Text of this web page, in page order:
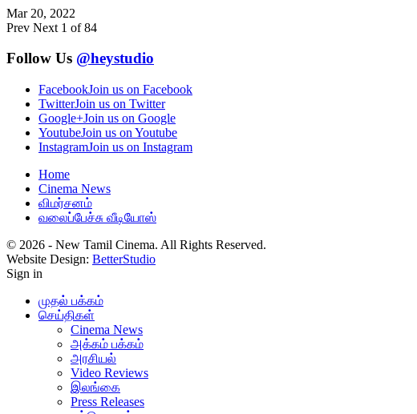
Mar 20, 2022
Prev Next 1 of 84
Follow Us @heystudio
FacebookJoin us on Facebook
TwitterJoin us on Twitter
Google+Join us on Google
YoutubeJoin us on Youtube
InstagramJoin us on Instagram
Home
Cinema News
விமர்சனம்
வலைப்பேச்சு வீடியோஸ்
© 2026 - New Tamil Cinema. All Rights Reserved.
Website Design: BetterStudio
Sign in
முதல் பக்கம்
செய்திகள்
Cinema News
அக்கம் பக்கம்
அரசியல்
Video Reviews
இலங்கை
Press Releases